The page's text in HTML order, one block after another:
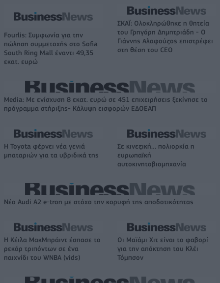
Fourlis: Συμφωνία για την
πώληση συμμετοχής στο Sofia
South Ring Mall έναντι 49,35
εκατ. ευρώ
ΣΚΑΪ: Ολοκληρώθηκε η θητεία
του Γρηγόρη Δημητριάδη - Ο
Γιάννης Αλαφούζος επιστρέφει
στη θέση του CEO
Media: Με ενίσχυση 8 εκατ. ευρώ σε 451 επιχειρήσεις ξεκίνησε το
πρόγραμμα στήριξης- Κάλυψη εισφορών ΕΔΟΕΑΠ
Η Toyota φέρνει νέα γενιά
μπαταριών για τα υβριδικά της
Σε κινεζική… πολιορκία η
ευρωπαϊκή
αυτοκινητοβιομηχανία
Νέο Audi A2 e-tron με στόχο την κορυφή της αποδοτικότητας
Η Κέιλα ΜακΜπράιντ έσπασε το
ρεκόρ τριπόντων σε ένα
παιχνίδι του WNBA (vids)
Οι Μαϊάμι Χιτ είναι το φαβορί
για την απόκτηση του Κλέι
Τόμπσον